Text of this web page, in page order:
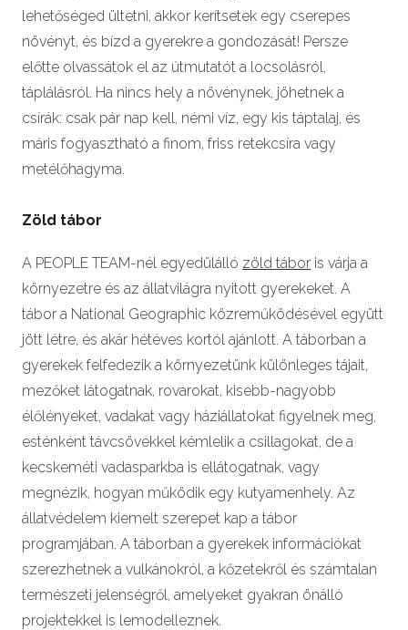
lehetőséged ültetni, akkor kerítsetek egy cserepes
növényt, és bízd a gyerekre a gondozását! Persze
előtte olvassátok el az útmutatót a locsolásról,
táplálásról. Ha nincs hely a növénynek, jöhetnek a
csírák: csak pár nap kell, némi víz, egy kis táptalaj, és
máris fogyasztható a finom, friss retekcsíra vagy
metélőhagyma.
Zöld tábor
A PEOPLE TEAM-nél egyedülálló zöld tábor is várja a
környezetre és az állatvilágra nyitott gyerekeket. A
tábor a National Geographic közreműködésével együtt
jött létre, és akár hétéves kortól ajánlott. A táborban a
gyerekek felfedezik a környezetünk különleges tájait,
mezőket látogatnak, rovarokat, kisebb-nagyobb
élőlényeket, vadakat vagy háziállatokat figyelnek meg,
esténként távcsövekkel kémlelik a csillagokat, de a
kecskeméti vadasparkba is ellátogatnak, vagy
megnézik, hogyan működik egy kutyamenhely. Az
állatvédelem kiemelt szerepet kap a tábor
programjában. A táborban a gyerekek információkat
szerezhetnek a vulkánokról, a kőzetekről és számtalan
természeti jelenségről, amelyeket gyakran önálló
projektekkel is lemodelleznek.